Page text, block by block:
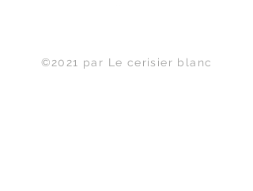
©2021 par Le cerisier blanc